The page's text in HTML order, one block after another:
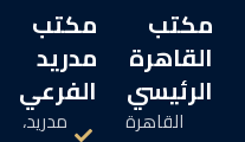
مكتب
القاهرة
الرئيسي
القاهرة
مكتب
مدريد
الفرعي
مدريد،